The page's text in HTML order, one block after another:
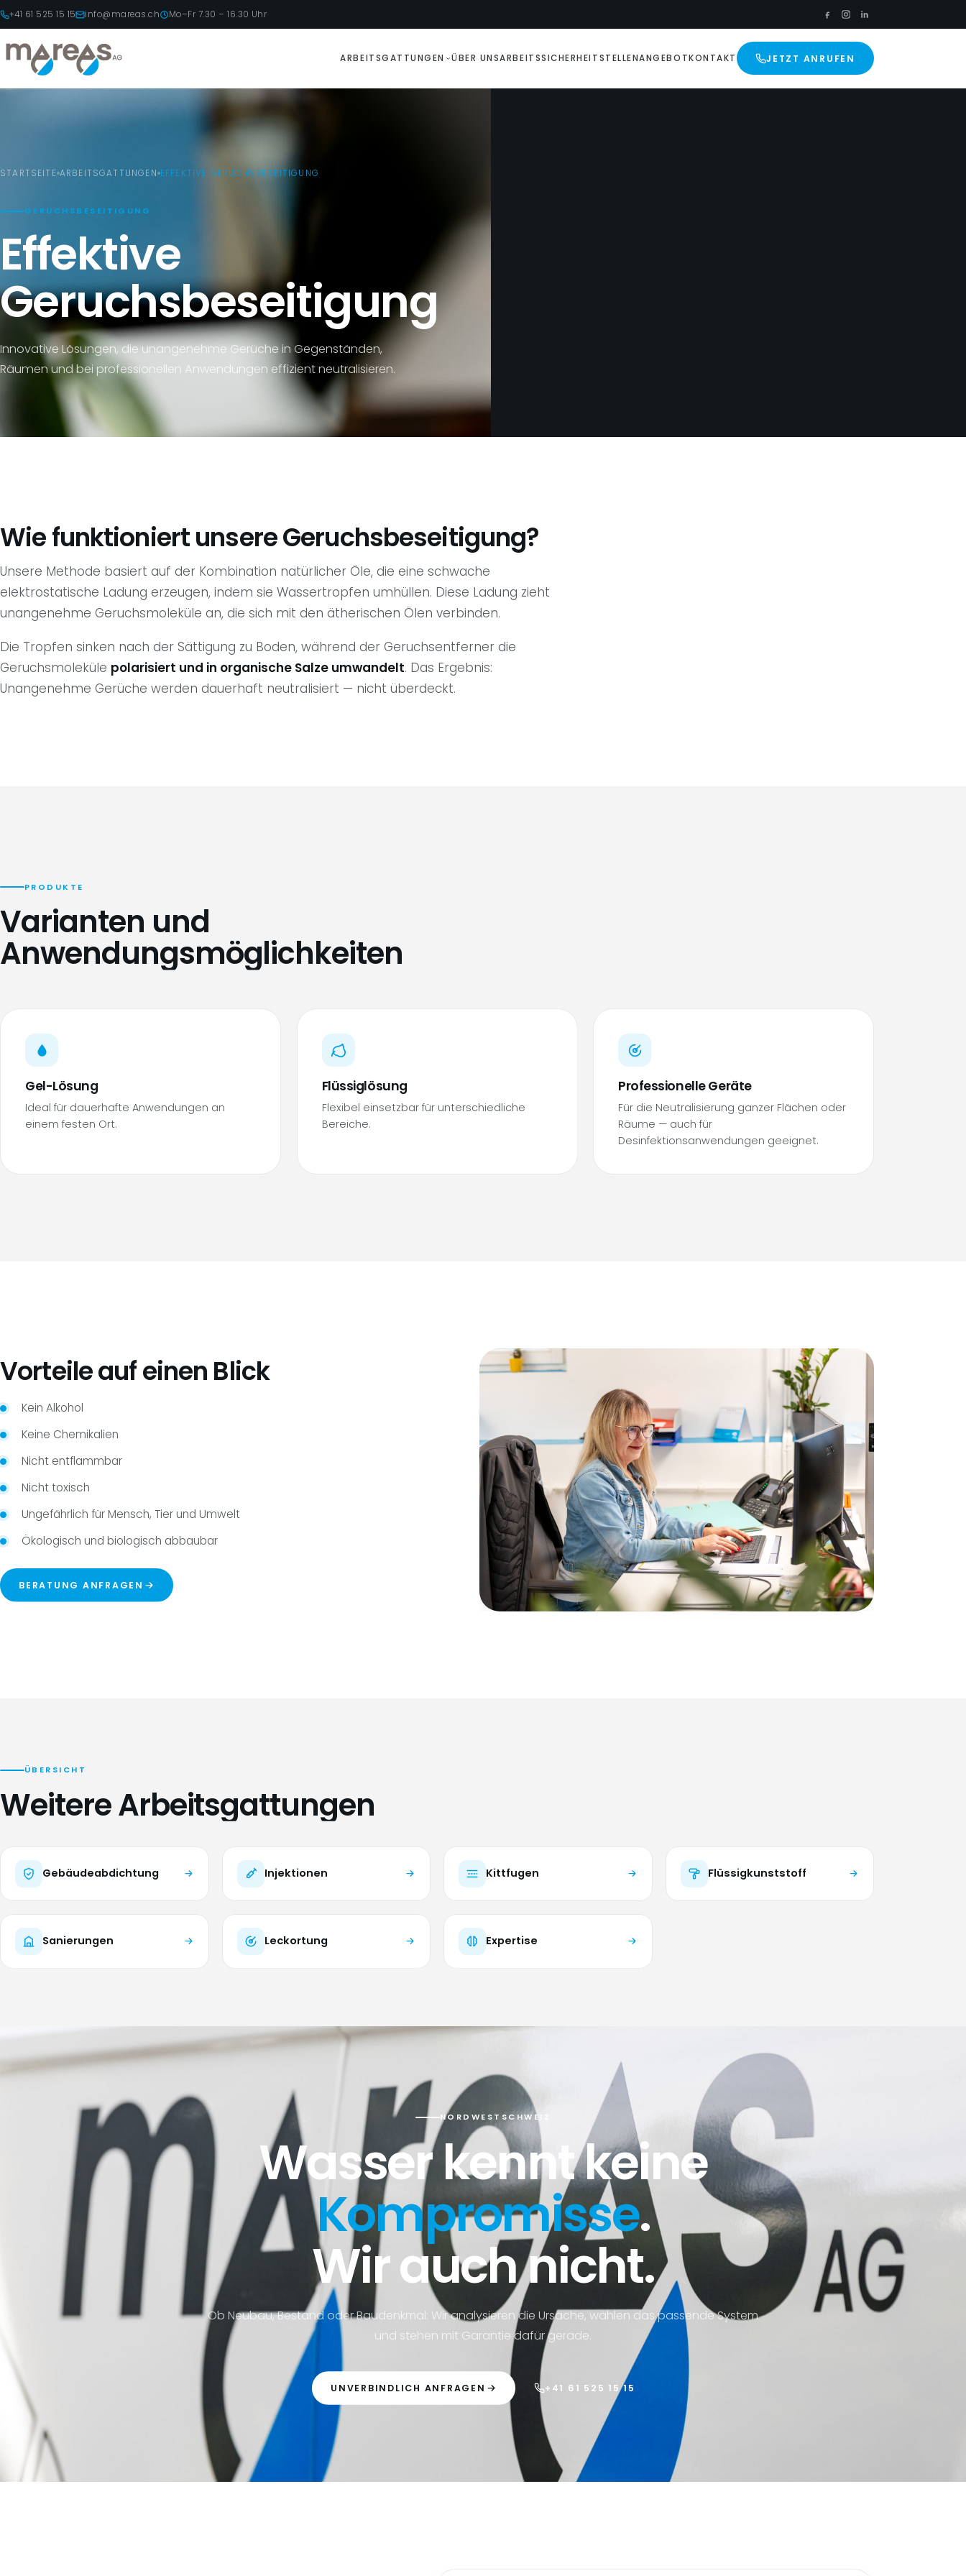
+41 61 525 15 15 info@mareas.ch Mo–Fr 7.30 – 16.30 Uhr
ARBEITSGATTUNGEN ÜBER UNSARBEITSSICHERHEITSTELLENANGEBOTKONTAKT JETZT ANRUFEN
STARTSEITE ARBEITSGATTUNGEN EFFEKTIVE GERUCHSBESEITIGUNG
GERUCHSBESEITIGUNG
Effektive
Geruchsbeseitigung
Innovative Lösungen, die unangenehme Gerüche in Gegenständen,
Räumen und bei professionellen Anwendungen effizient neutralisieren.
Wie funktioniert unsere Geruchsbeseitigung?
Unsere Methode basiert auf der Kombination natürlicher Öle, die eine schwache
elektrostatische Ladung erzeugen, indem sie Wassertropfen umhüllen. Diese Ladung zieht
unangenehme Geruchsmoleküle an, die sich mit den ätherischen Ölen verbinden.
Die Tropfen sinken nach der Sättigung zu Boden, während der Geruchsentferner die
Geruchsmoleküle polarisiert und in organische Salze umwandelt. Das Ergebnis:
Unangenehme Gerüche werden dauerhaft neutralisiert — nicht überdeckt.
PRODUKTE
Varianten und
Anwendungsmöglichkeiten
Gel-Lösung
Ideal für dauerhafte Anwendungen an
einem festen Ort.
Flüssiglösung
Flexibel einsetzbar für unterschiedliche
Bereiche.
Professionelle Geräte
Für die Neutralisierung ganzer Flächen oder
Räume — auch für
Desinfektionsanwendungen geeignet.
Vorteile auf einen Blick
Kein Alkohol
Keine Chemikalien
Nicht entflammbar
Nicht toxisch
Ungefährlich für Mensch, Tier und Umwelt
Ökologisch und biologisch abbaubar
BERATUNG ANFRAGEN
ÜBERSICHT
Weitere Arbeitsgattungen
Gebäudeabdichtung Injektionen Kittfugen Flüssigkunststoff
Sanierungen Leckortung Expertise
NORDWESTSCHWEIZ
Wasser kennt keine
Kompromisse.
Wir auch nicht.
Ob Neubau, Bestand oder Baudenkmal: Wir analysieren die Ursache, wählen das passende System
und stehen mit Garantie dafür gerade.
UNVERBINDLICH ANFRAGEN +41 61 525 15 15